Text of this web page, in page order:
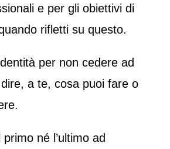
e per gli obiettivi di
rifletti su questo.
per non cedere ad
a te, cosa puoi fare o
né l’ultimo ad